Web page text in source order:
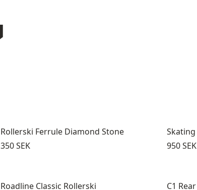
Rollerski Ferrule Diamond Stone
Pris:
350 SEK
Pris:
950 SEK
Roadline Classic Rollerski
C1